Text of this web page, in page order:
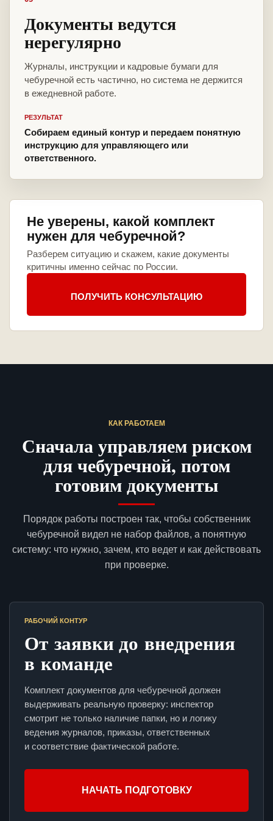
Документы ведутся
нерегулярно
Журналы, инструкции и кадровые бумаги для
чебуречной есть частично, но система не держится
в ежедневной работе.
РЕЗУЛЬТАТ
Собираем единый контур и передаем понятную
инструкцию для управляющего или
ответственного.
Не уверены, какой комплект
нужен для чебуречной?
Разберем ситуацию и скажем, какие документы
критичны именно сейчас по России.
ПОЛУЧИТЬ КОНСУЛЬТАЦИЮ
КАК РАБОТАЕМ
Сначала управляем риском
для чебуречной, потом
готовим документы
Порядок работы построен так, чтобы собственник
чебуречной видел не набор файлов, а понятную
систему: что нужно, зачем, кто ведет и как действовать
при проверке.
РАБОЧИЙ КОНТУР
От заявки до внедрения
в команде
Комплект документов для чебуречной должен
выдерживать реальную проверку: инспектор
смотрит не только наличие папки, но и логику
ведения журналов, приказы, ответственных
и соответствие фактической работе.
НАЧАТЬ ПОДГОТОВКУ